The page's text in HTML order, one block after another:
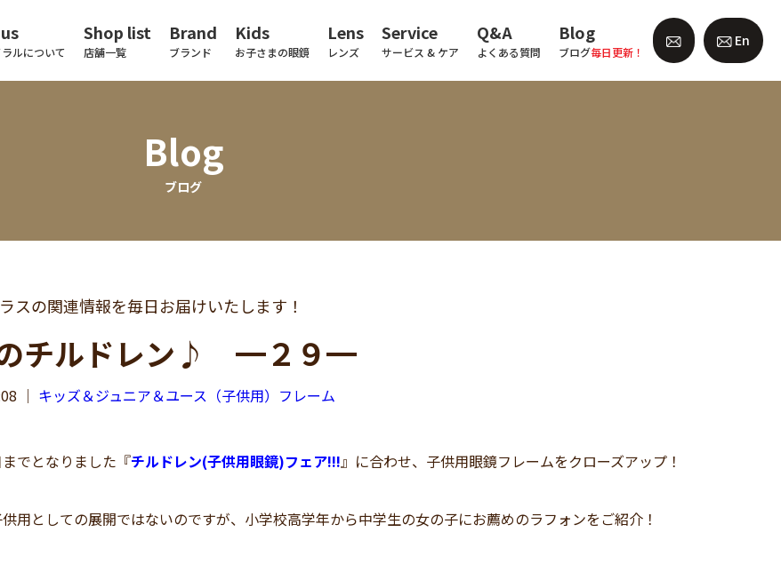
ルについて
Shop list
店舗一覧
Brand
ブランド
Kids
お子さまの眼鏡
Lens
レンズ
Service
サービス & ケア
Q&A
よくある質問
Blog
ブログ毎日更新！
En
Blog
ブログ
スの関連情報を毎日お届けいたします！
チルドレン♪ ━２９━
｜ キッズ＆ジュニア＆ユース（子供用）フレーム
でとなりました『チルドレン(子供用眼鏡)フェア!!!』に合わせ、子供用眼鏡フレームをクローズアップ！
用としての展開ではないのですが、小学校高学年から中学生の女の子にお薦めのラフォンをご紹介！